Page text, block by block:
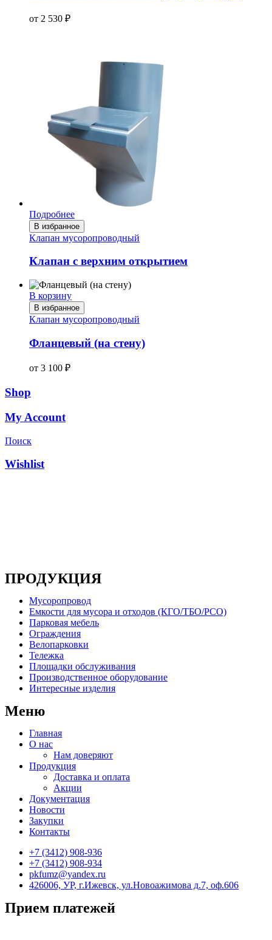
от 2 530 ₽
Подробнее
В избранное
Клапан мусоропроводный
Клапан с верхним открытием
В корзину
В избранное
Клапан мусоропроводный
Фланцевый (на стену)
от 3 100 ₽
Shop
My Account
Поиск
Wishlist
ПРОДУКЦИЯ
Мусоропровод
Емкости для мусора и отходов (КГО/ТБО/РСО)
Парковая мебель
Ограждения
Велопарковки
Тележка
Площадки обслуживания
Производственное оборудование
Интересные изделия
Меню
Главная
О нас
Нам доверяют
Продукция
Доставка и оплата
Акции
Документация
Новости
Закупки
Контакты
+7 (3412) 908-936
+7 (3412) 908-934
pkfumz@yandex.ru
426006, УР, г.Ижевск, ул.Новоажимова д.7, оф.606
Прием платежей